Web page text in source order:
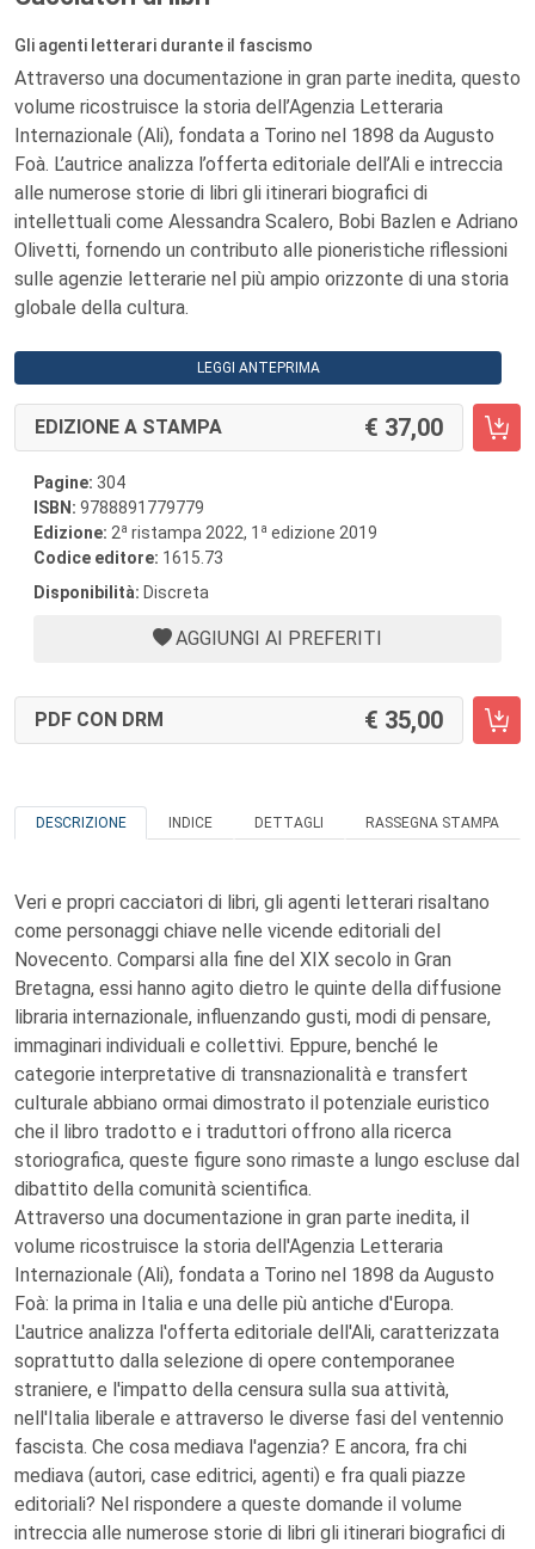
Gli agenti letterari durante il fascismo
Attraverso una documentazione in gran parte inedita, questo
volume ricostruisce la storia dell’Agenzia Letteraria
Internazionale (Ali), fondata a Torino nel 1898 da Augusto
Foà. L’autrice analizza l’offerta editoriale dell’Ali e intreccia
alle numerose storie di libri gli itinerari biografici di
intellettuali come Alessandra Scalero, Bobi Bazlen e Adriano
Olivetti, fornendo un contributo alle pioneristiche riflessioni
sulle agenzie letterarie nel più ampio orizzonte di una storia
globale della cultura.
LEGGI ANTEPRIMA
EDIZIONE A STAMPA 37,00
Pagine: 304
ISBN: 9788891779779
Edizione: 2a ristampa 2022, 1 a edizione 2019
Codice editore: 1615.73
Disponibilità: Discreta
AGGIUNGI AI PREFERITI
PDF CON DRM 35,00
DESCRIZIONE INDICE DETTAGLI RASSEGNA STAMPA
Veri e propri cacciatori di libri, gli agenti letterari risaltano
come personaggi chiave nelle vicende editoriali del
Novecento. Comparsi alla fine del XIX secolo in Gran
Bretagna, essi hanno agito dietro le quinte della diffusione
libraria internazionale, influenzando gusti, modi di pensare,
immaginari individuali e collettivi. Eppure, benché le
categorie interpretative di transnazionalità e transfert
culturale abbiano ormai dimostrato il potenziale euristico
che il libro tradotto e i traduttori offrono alla ricerca
storiografica, queste figure sono rimaste a lungo escluse dal
dibattito della comunità scientifica.
Attraverso una documentazione in gran parte inedita, il
volume ricostruisce la storia dell'Agenzia Letteraria
Internazionale (Ali), fondata a Torino nel 1898 da Augusto
Foà: la prima in Italia e una delle più antiche d'Europa.
L'autrice analizza l'offerta editoriale dell'Ali, caratterizzata
soprattutto dalla selezione di opere contemporanee
straniere, e l'impatto della censura sulla sua attività,
nell'Italia liberale e attraverso le diverse fasi del ventennio
fascista. Che cosa mediava l'agenzia? E ancora, fra chi
mediava (autori, case editrici, agenti) e fra quali piazze
editoriali? Nel rispondere a queste domande il volume
intreccia alle numerose storie di libri gli itinerari biografici di